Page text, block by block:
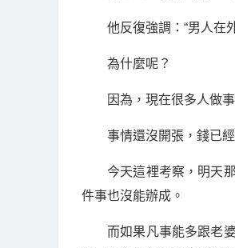
他反復強調：“男人在
為什麼呢？
因為，現在很多人做
事情還沒開張，錢已
今天這裡考察，明天
件事也沒能辦成。
而如果凡事能多跟老